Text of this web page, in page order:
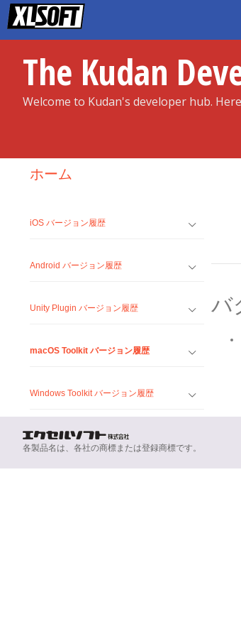
Skip
to
The Kudan
Welcome to Kudan's developer hub.
バ
ホーム
iOS バージョン履歴
Android バージョン履歴
Unity Plugin バージョン履歴
macOS Toolkit バージョン履歴
Windows Toolkit バージョン履歴
各製品名は、各社の商標または登録商標です。